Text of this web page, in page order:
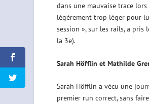
dans une mauvaise trace
légèrement trop léger pour
session », sur les rails, a
la 3e).
Sarah Höfflin et Mathilde
Sarah Höfflin a vécu une
premier run correct, sans